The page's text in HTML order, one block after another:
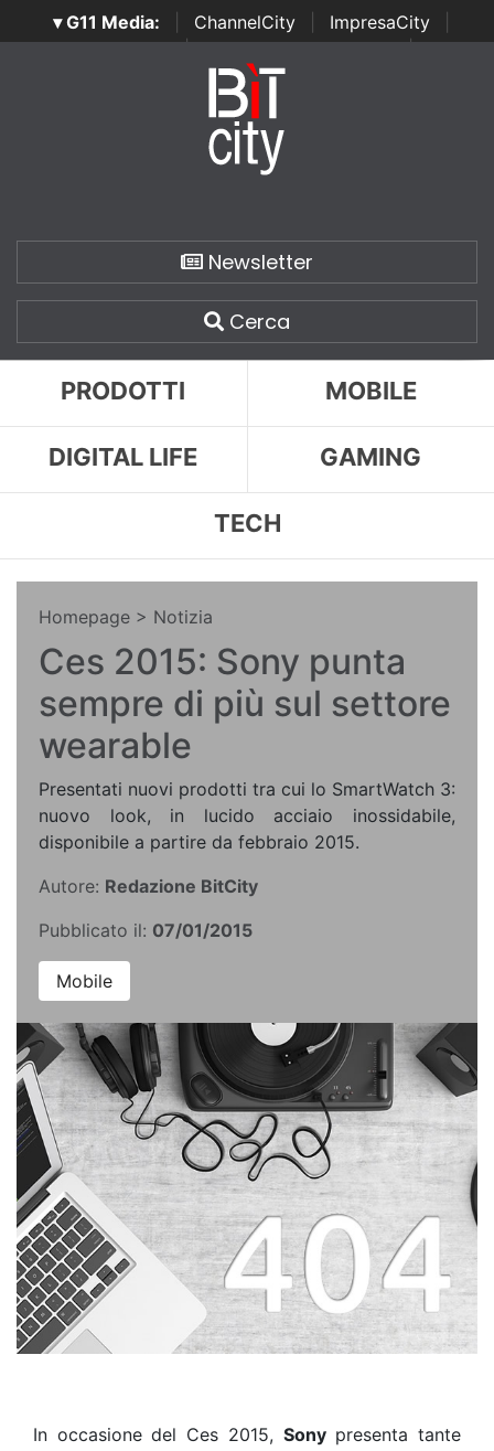
▾ G11 Media: ChannelCity ImpresaCity
SecurityOpenLab | Italian Channel Awards | Italian
Italian Security Awards
Newsletter
Cerca
PRODOTTI MOBILE
DIGITAL LIFE GAMING
TECH
Homepage > Notizia
Ces 2015: Sony punta
sempre di più sul settore
wearable
Presentati nuovi prodotti tra cui lo SmartWatch 3:
nuovo look, in lucido acciaio inossidabile,
disponibile a partire da febbraio 2015.
Autore: Redazione BitCity
Pubblicato il: 07/01/2015
Mobile
In occasione del Ces 2015, Sonypresenta tante